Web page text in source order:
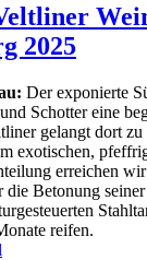
2025
Der exponierte
Schotter eine
gelangt dort
exotischen,
erreichen
die Betonung
reifen.